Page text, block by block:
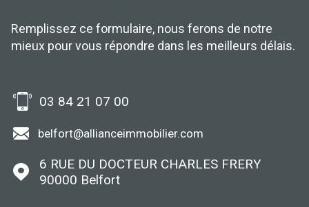
Remplissez ce formulaire, nous ferons de notre
mieux pour vous répondre dans les meilleurs délais.
03 84 21 07 00
belfort@allianceimmobilier.com
6 RUE DU DOCTEUR CHARLES FRERY
90000
Belfort